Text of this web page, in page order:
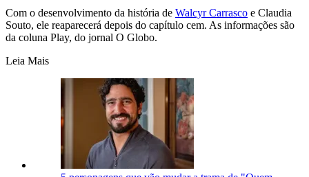
Com o desenvolvimento da história de Walcyr Carrasco e Claudia
Souto, ele reaparecerá depois do capítulo cem. As informações são
da coluna Play, do jornal O Globo.
Leia Mais